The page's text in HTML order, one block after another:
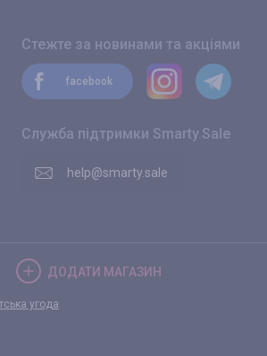
Стежте за новинами та акціями
facebook
Служба підтримки Smarty.Sale
help@smarty.sale
ДОДАТИ МАГАЗИН
угода